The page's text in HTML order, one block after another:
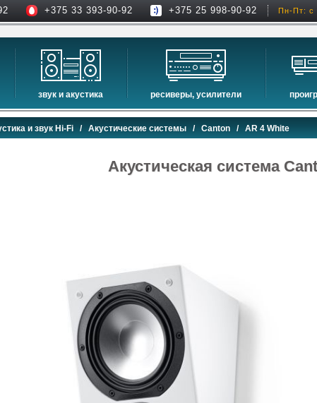
+375 33 393-90-92 +375 25 998-90-92 Пн-Пт: с
тв
звук и акустика
hi-fi акустика
музыкальные центры
звуковые панели
шумоизоляция
ресиверы, усилители
проекторы
экраны для проекторов
и звук Hi-Fi / Акустические системы / Canton / AR 4 White
Акустическая система